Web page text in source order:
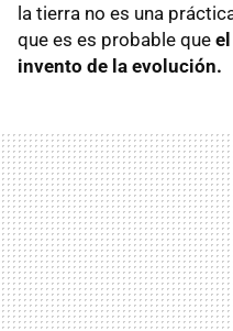
la tierra no es una
que es es probable que
invento de la evolución.